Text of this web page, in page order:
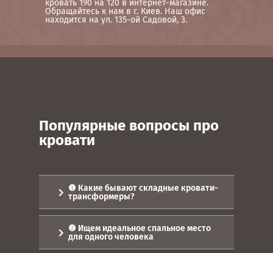
кровать 190 на 120 в интернет-магазине.
Обращайтесь к нам в г. Киев. Наш офис
находится на ул. 135-ой Садовой, 3.
Популярные вопросы про
кровати
❶ Какие бывают складные кровати-
трансформеры?
Мебель-трансформер давно
выручает владельцев
малогабаритных квартир. Да и в
просторной комнате будет в самый
раз. Вы экономите место, но не
❷ Ищем идеальное спальное место
для одного человека